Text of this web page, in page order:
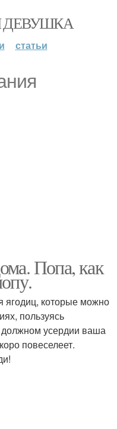
ДЕВУШКА
статьи
Попа, как
ягодиц, которые можно
пользуясь
усердии ваша
повеселеет.